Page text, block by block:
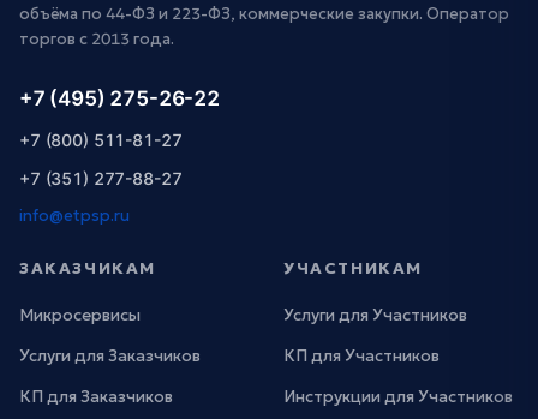
объёма по 44-ФЗ и 223-ФЗ, коммерческие закупки. Оператор
торгов с 2013 года.
+7 (495) 275-26-22
+7 (800) 511-81-27
+7 (351) 277-88-27
info@etpsp.ru
ЗАКАЗЧИКАМ
Микросервисы
Услуги для Заказчиков
КП для Заказчиков
УЧАСТНИКАМ
Услуги для Участников
КП для Участников
Инструкции для Участников